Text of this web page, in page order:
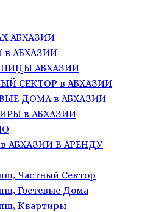
АБХАЗИИ
в АБХАЗИИ
АБХАЗИИ
СЕКТОР в АБХАЗИИ
ДОМА в АБХАЗИИ
в АБХАЗИИ
АБХАЗИИ В АРЕНДУ
Частный Сектор
Гостевые Дома
Квартиры